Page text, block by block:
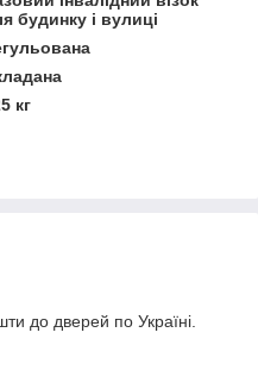
будинку і вулиці
кг
до дверей по Україні.